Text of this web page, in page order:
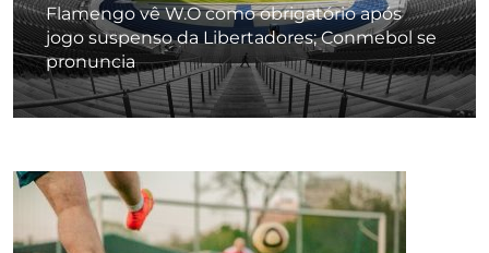
Flamengo vê W.O como obrigatório após
jogo suspenso da Libertadores; Conmebol se
pronuncia